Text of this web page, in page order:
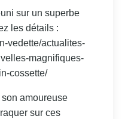
sur un superbe
les détails :
vedette/actualites-
magnifiques-
cossette/
son amoureuse
sur ces